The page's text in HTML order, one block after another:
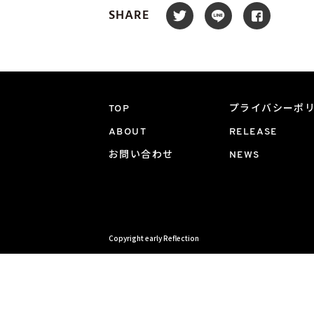
SHARE
TOP プライバシーポ
ABOUT RELEASE
お問い合わせ NEWS
Copyright early Reflection